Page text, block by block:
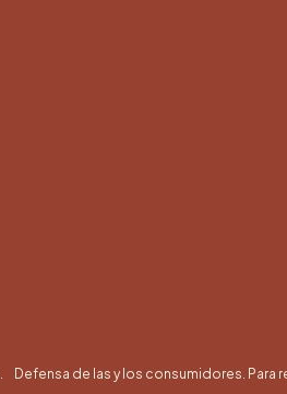
Defensa de las y los consumidores. Para